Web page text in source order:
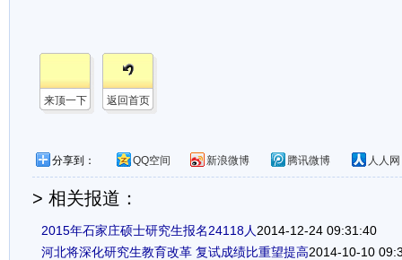
来顶一下 返回首页
分享到： QQ空间 新浪微博 腾讯微博 人人网
> 相关报道：
2015年石家庄硕士研究生报名24118人 2014-12-24 09:31:40
河北将深化研究生教育改革 复试成绩比重望提高2014-10-10